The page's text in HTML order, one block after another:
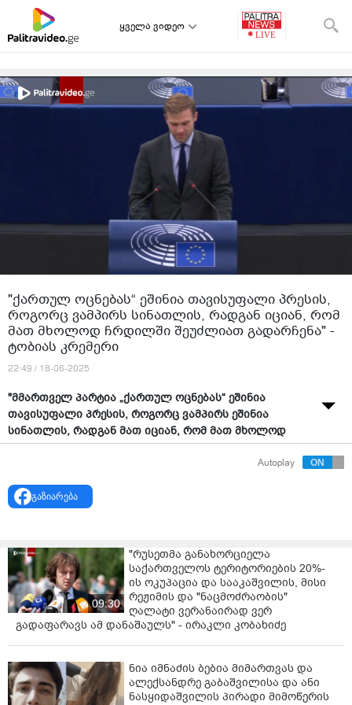
ყველა ვიდეო
"ქართულ ოცნებას“ ეშინია თავისუფალი პრესის,
როგორც ვამპირს სინათლის, რადგან იციან, რომ
მათ მხოლოდ ჩრდილში შეუძლიათ გადარჩენა" -
ტობიას კრემერი
22:49 / 18-06-2025
"მმართველ პარტია „ქართულ ოცნებას“ ეშინია
თავისუფალი პრესის, როგორც ვამპირს ეშინია
სინათლის, რადგან მათ იციან, რომ მათ მხოლოდ
ჩრდილში შეუძლიათ გადარჩენა",- ამის შესახებ
ევროპარლამენტარმა ტობიას კრემერმა (გერმანია)
დამფუძნებლის, მზია ამაღლობელის საქმეზე
დებატებიდ დროს განაცხადა.
ჟურნალისტებს, ოპოზიციის წარმომადგენლებს, ასევე
რიგით მოქალაქეებს, აკავებენ და წამებენ. კრამერმა
ასევე აღნიშნა, რომ თავისუფალი პრესისა და
თავისუფალი საზოგადოების შუქი ტირანიის
წინააღმდეგ ყველაზე ძლიერი იარაღია.
დემოკრატიული აუცილებლობაა. ის ანათებს იქ,
სადაც კორუფცია და ავტოკრატია იმალება. და
Autoplay
გაზიარება
09:30
"რუსეთმა განახორციელა
საქართველოს ტერიტორიების 20%-
ის ოკუპაცია და სააკაშვილის, მისი
რეჟიმის და "ნაცმოძრაობის"
ღალატი ვერანაირად ვერ
გადაფარავს ამ დანაშაულს" - ირაკლი კობახიძე
ნია იმნაძის ბებია მიმართვას და
ალექსანდრე გაბაშვილისა და ანი
ნასყიდაშვილის პირადი მიმოწერის